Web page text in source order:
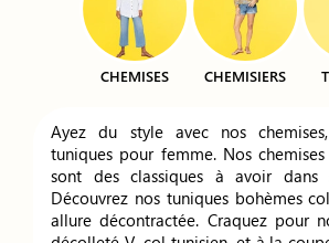
CHEMISES CHEMISIERS
Ayez du style avec nos
tuniques pour femme. Nos
sont des classiques à avoir dans
Découvrez nos tuniques bohèmes
allure décontractée. Craquez pour